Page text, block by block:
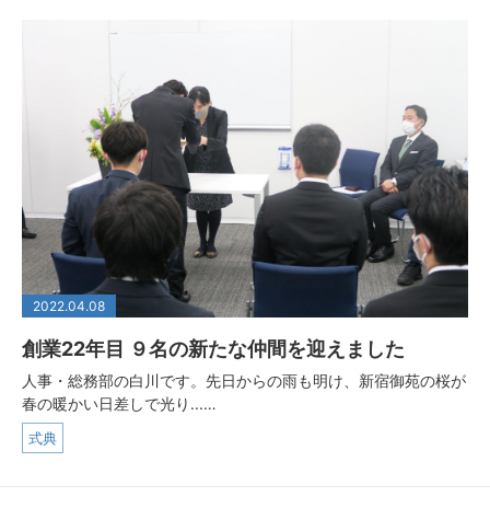
2022.04.08
創業22年目 ９名の新たな仲間を迎えました
人事・総務部の白川です。先日からの雨も明け、新宿御苑の桜が
春の暖かい日差しで光り...…
式典